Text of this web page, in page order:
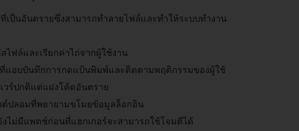
ป็นอันตรายซึ่งสามารถทำลายไฟล์และทำให้ระบบทำงาน
ไฟล์และเรียกค่าไถ่จากผู้ใช้งาน
แอบบันทึกการกดแป้นพิมพ์และติดตามพฤติกรรมของผู้ใช้
ร์ปกติแต่แฝงโค้ดอันตราย
ต์ปลอมที่พยายามขโมยข้อมูลล็อกอิน
ไม่มีแพตช์ก่อนที่แฮกเกอร์จะสามารถใช้โจมตีได้